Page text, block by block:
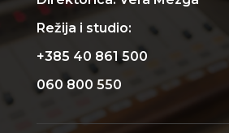
Režija i studio:
+385 40 861 500
060 800 550